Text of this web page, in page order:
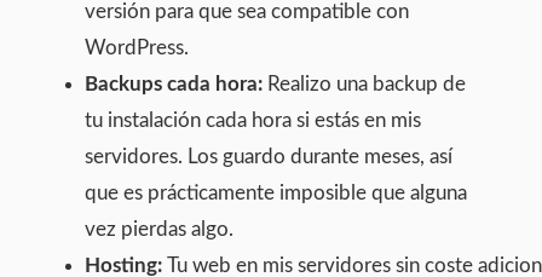
versión para que sea compatible con
WordPress.
Backups cada hora: Realizo una backup de
tu instalación cada hora si estás en mis
servidores. Los guardo durante meses, así
que es prácticamente imposible que alguna
vez pierdas algo.
Hosting: Tu web en mis servidores sin coste